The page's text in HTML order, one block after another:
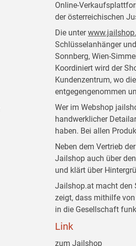
Online-
der österreichischen
Die unter
Schlüsselanhänger
Sonnberg, Wien-
Koordiniert wird der
Kundenzentrum, wo
entgegengenommen
Wer im Webshop
handwerklicher
haben. Bei allen
Neben dem Vertrieb
Jailshop auch über
und klärt über
Jailshop.at macht den
zeigt, dass mithilfe
in die Gesellschaft
Link
zum Jailshop